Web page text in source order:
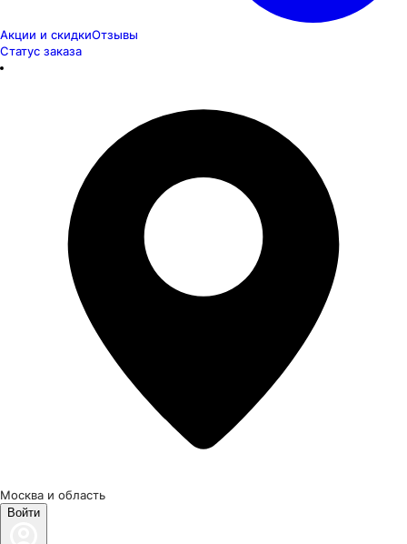
Акции и скидкиОтзывы
Статус заказа
Москва и область
Войти